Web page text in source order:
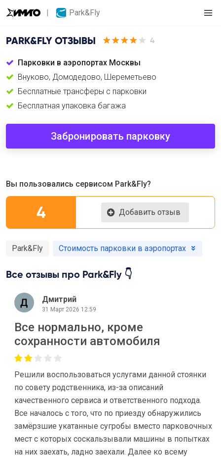
Park&Fly
PARK&FLY ОТЗЫВЫ 4
Парковки в аэропортах Москвы
Внуково, Домодедово, Шереметьево
Бесплатные трансферы с парковки
Бесплатная упаковка багажа
Забронировать парковку
Вы пользовались сервисом Park&Fly?
4 Добавить отзыв
Park&Fly Стоимость парковки в аэропортах
Все отзывы про Park&Fly 👇
Дмитрий
31 Март 2026 12:59
Все нормально, кроме
сохранности автомобиля
Решили воспользоваться услугами данной стоянки
по совету родственника, из-за описаний
качественного сервиса и ответственного подхода.
Все началось с того, что по приезду обнаружились
замёрзшие укатанные сугробы вместо парковочных
мест с которых соскальзывали машины в попытках
на них заехать, ладно заехали. Далее ко всему